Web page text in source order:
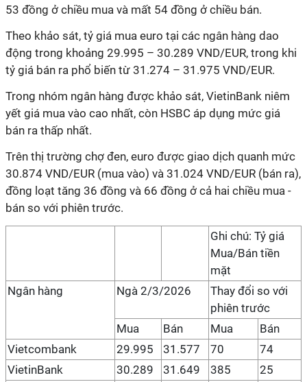
53 đồng ở chiều mua và mất 54 đồng ở chiều bán.
Theo khảo sát, tỷ giá mua euro tại các ngân hàng dao
động trong khoảng 29.995 – 30.289 VND/EUR, trong khi
tỷ giá bán ra phổ biến từ 31.274 – 31.975 VND/EUR.
Trong nhóm ngân hàng được khảo sát, VietinBank niêm
yết giá mua vào cao nhất, còn HSBC áp dụng mức giá
bán ra thấp nhất.
Trên thị trường chợ đen, euro được giao dịch quanh mức
30.874 VND/EUR (mua vào) và 31.024 VND/EUR (bán ra),
đồng loạt tăng 36 đồng và 66 đồng ở cả hai chiều mua -
bán so với phiên trước.
Ghi chú: Tỷ giá
Mua/Bán tiền
mặt
Ngân hàng
Ngà 2/3/2026
Thay đổi so với
phiên trước
Mua
Bán Mua
Bán
Vietcombank
29.995 31.577 70
74
VietinBank
30.289 31.649 385
25